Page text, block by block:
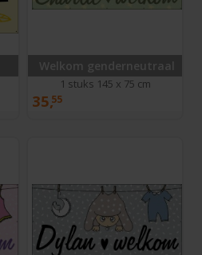
Welkom genderneutraal
1 stuks 145 x 75 cm
35,55